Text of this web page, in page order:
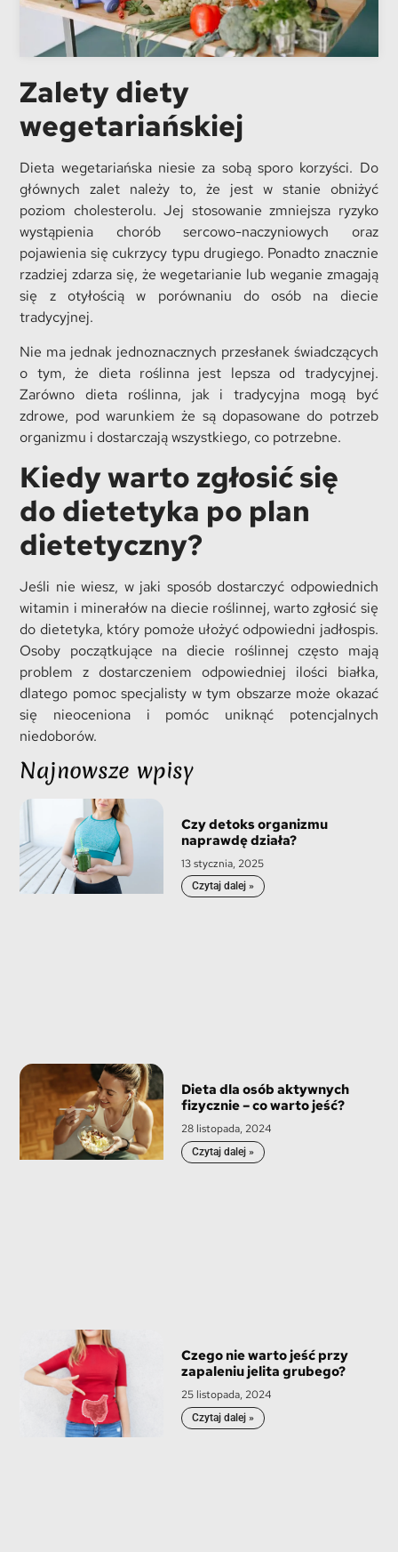
Zalety diety
wegetariańskiej
Dieta wegetariańska niesie za sobą sporo korzyści. Do
głównych zalet należy to, że jest w stanie obniżyć
poziom cholesterolu. Jej stosowanie zmniejsza ryzyko
wystąpienia chorób sercowo-naczyniowych oraz
pojawienia się cukrzycy typu drugiego. Ponadto znacznie
rzadziej zdarza się, że wegetarianie lub weganie zmagają
się z otyłością w porównaniu do osób na diecie
tradycyjnej.
Nie ma jednak jednoznacznych przesłanek świadczących
o tym, że dieta roślinna jest lepsza od tradycyjnej.
Zarówno dieta roślinna, jak i tradycyjna mogą być
zdrowe, pod warunkiem że są dopasowane do potrzeb
organizmu i dostarczają wszystkiego, co potrzebne.
Kiedy warto zgłosić się
do dietetyka po plan
dietetyczny?
Jeśli nie wiesz, w jaki sposób dostarczyć odpowiednich
witamin i minerałów na diecie roślinnej, warto zgłosić się
do dietetyka, który pomoże ułożyć odpowiedni jadłospis.
Osoby początkujące na diecie roślinnej często mają
problem z dostarczeniem odpowiedniej ilości białka,
dlatego pomoc specjalisty w tym obszarze może okazać
się nieoceniona i pomóc uniknąć potencjalnych
niedoborów.
Najnowsze wpisy
Czy detoks organizmu
naprawdę działa?
13 stycznia, 2025
Czytaj dalej »
Dieta dla osób aktywnych
fizycznie – co warto jeść?
28 listopada, 2024
Czytaj dalej »
Czego nie warto jeść przy
zapaleniu jelita grubego?
25 listopada, 2024
Czytaj dalej »